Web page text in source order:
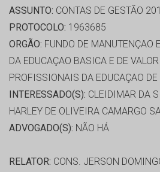
ASSUNTO: CONTAS DE GESTÃO
PROTOCOLO: 1963685
ORGÃO: FUNDO DE MANUTENÇAO
DA EDUCAÇAO BASICA E DE
PROFISSIONAIS DA EDUCAÇAO DE
INTERESSADO(S): CLEIDIMAR DA
HARLEY DE OLIVEIRA CAMARGO
ADVOGADO(S): NÃO HÁ
RELATOR: CONS. JERSON